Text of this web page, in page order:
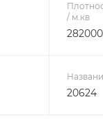
/ м.кв
282000
20624